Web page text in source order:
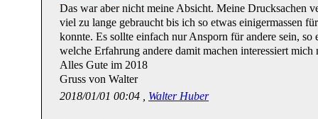
Das war aber nicht meine Absicht. Meine Drucksachen
viel zu lange gebraucht bis ich so etwas einigermassen
konnte. Es sollte einfach nur Ansporn für andere sein, so
welche Erfahrung andere damit machen interessiert mich
Alles Gute im 2018
Gruss von Walter
2018/01/01 00:04 , Walter Huber